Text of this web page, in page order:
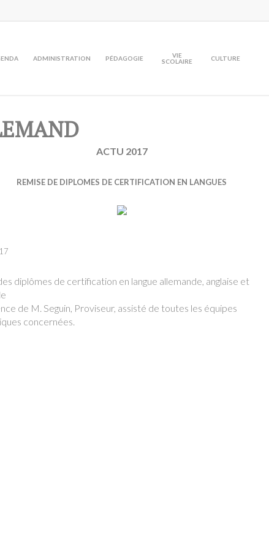
ADMINISTRATION PÉDAGOGIE
VIE
SCOLAIRE
CULTURE
ACTU 2017
REMISE DE DIPLOMES DE CERTIFICATION EN LANGUES
diplômes de certification en langue allemande, anglaise et
de M. Seguin, Proviseur, assisté de toutes les équipes
concernées.